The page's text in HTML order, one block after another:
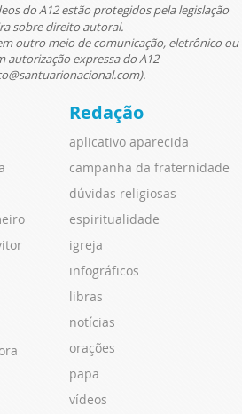
do A12 estão protegidos pela legislação
sobre direito autoral.
outro meio de comunicação, eletrônico ou
autorização expressa do A12
Redação
aplicativo aparecida
campanha da fraternidade
dúvidas religiosas
espiritualidade
igreja
infográficos
libras
notícias
orações
papa
vídeos